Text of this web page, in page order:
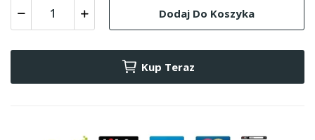
Dodaj Do Koszyka
Kup Teraz